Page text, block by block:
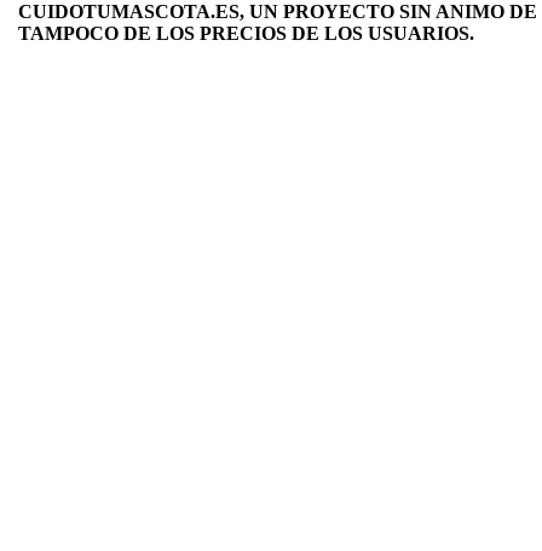
CUIDOTUMASCOTA.ES, UN PROYECTO SIN ANIMO
TAMPOCO DE LOS PRECIOS DE LOS USUARIOS.